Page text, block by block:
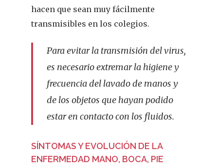
hacen que sean muy fácilmente
transmisibles en los colegios.
Para evitar la transmisión del virus,
es necesario extremar la higiene y
frecuencia del lavado de manos y
de los objetos que hayan podido
estar en contacto con los fluidos.
SÍNTOMAS Y EVOLUCIÓN DE LA
ENFERMEDAD MANO, BOCA, PIE